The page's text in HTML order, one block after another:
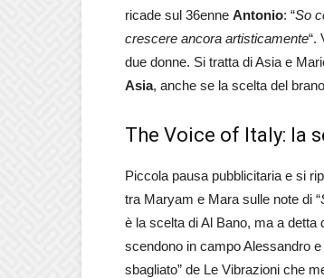
ricade sul 36enne Antonio: “So
crescere ancora artisticamente“.
due donne. Si tratta di Asia e
Asia, anche se la scelta del
The Voice of Italy: la
Piccola pausa pubblicitaria e si
tra Maryam e Mara sulle note di “
è la scelta di Al Bano, ma a
scendono in campo Alessandro
sbagliato” de Le Vibrazioni che